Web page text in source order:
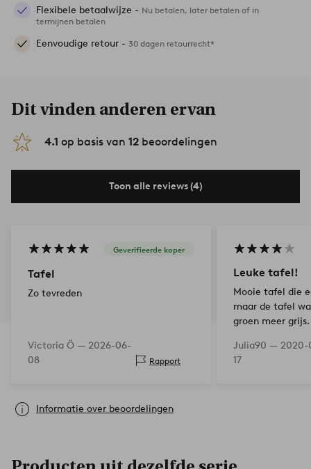
Flexibele betaalwijze - Nu betalen, later betalen of in
termijnen betalen
Eenvoudige retour - 30 dagen retourrecht*
Dit vinden anderen ervan
4.1 op basis van 12 beoordelingen
Toon alle reviews (4)
Geverifieerde koper
Tafel
Zo tevreden
Victoria Ö — 2026-06-
08
Rapport
Leuke tafel!
Mooie tafel die
maar de tafel
groen meer grijs.
Julia90 — 2020-
17
Informatie over beoordelingen